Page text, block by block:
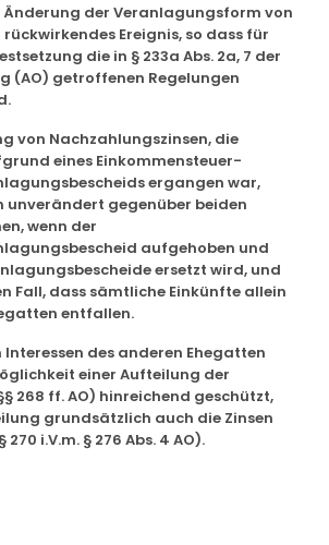
Änderung der Veranlagungsform von
Ereignis, so dass für
die in § 233a Abs. 2a, 7 der
(AO) getroffenen Regelungen
von Nachzahlungszinsen, die
eines Einkommensteuer-
ergangen war,
unverändert gegenüber beiden
wenn der
aufgehoben und
ersetzt wird, und
Fall, dass sämtliche Einkünfte allein
entfallen.
Interessen des anderen Ehegatten
einer Aufteilung der
268 ff. AO) hinreichend geschützt,
grundsätzlich auch die Zinsen
i.V.m. § 276 Abs. 4 AO).